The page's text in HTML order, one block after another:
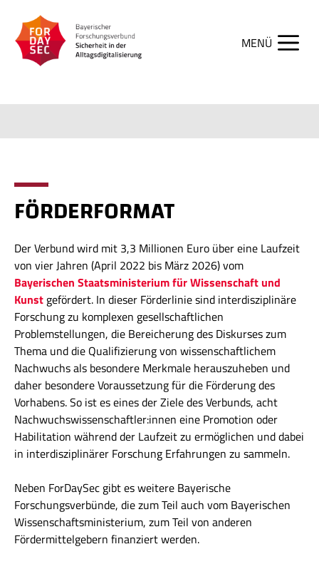
Inhalt
springen
FÖRDERFORMAT
Der Verbund wird mit 3,3 Millionen Euro über eine Laufzeit
von vier Jahren (April 2022 bis März 2026) vom
Bayerischen Staatsministerium für Wissenschaft und
Kunst gefördert. In dieser Förderlinie sind interdisziplinäre
Forschung zu komplexen gesellschaftlichen
Problemstellungen, die Bereicherung des Diskurses zum
Thema und die Qualifizierung von wissenschaftlichem
Nachwuchs als besondere Merkmale herauszuheben und
daher besondere Voraussetzung für die Förderung des
Vorhabens. So ist es eines der Ziele des Verbunds, acht
Nachwuchswissenschaftler:innen eine Promotion oder
Habilitation während der Laufzeit zu ermöglichen und dabei
in interdisziplinärer Forschung Erfahrungen zu sammeln.
Neben ForDaySec gibt es weitere Bayerische
Forschungsverbünde, die zum Teil auch vom Bayerischen
Wissenschaftsministerium, zum Teil von anderen
Fördermittelgebern finanziert werden.